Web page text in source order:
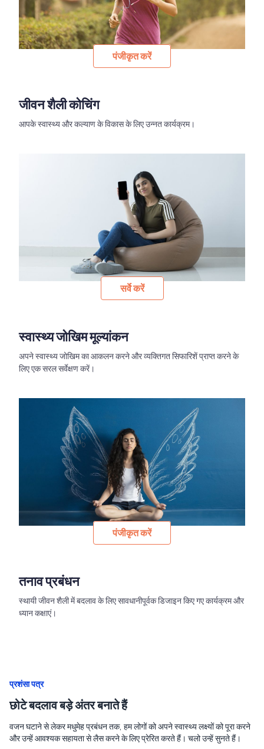
पंजीकृत करें
जीवन शैली कोचिंग
आपके स्वास्थ्य और कल्याण के विकास के लिए उन्नत कार्यक्रम।
सर्वे करें
स्वास्थ्य जोखिम मूल्यांकन
अपने स्वास्थ्य जोखिम का आकलन करने और व्यक्तिगत सिफारिशें प्राप्त करने के
लिए एक सरल सर्वेक्षण करें।
पंजीकृत करें
तनाव प्रबंधन
स्थायी जीवन शैली में बदलाव के लिए सावधानीपूर्वक डिजाइन किए गए कार्यक्रम और
ध्यान कक्षाएं।
प्रशंसा पत्र
छोटे बदलाव बड़े अंतर बनाते हैं
वजन घटाने से लेकर मधुमेह प्रबंधन तक, हम लोगों को अपने स्वास्थ्य लक्ष्यों को पूरा करने
और उन्हें आवश्यक सहायता से लैस करने के लिए प्रेरित करते हैं। चलो उन्हें सुनते हैं।